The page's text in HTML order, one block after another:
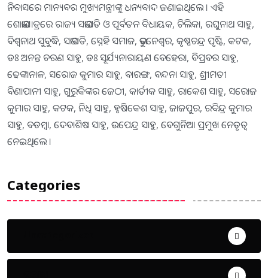
ନିବାସରେ ମାନ୍ୟବର ମୁଖ୍ୟମନ୍ତ୍ରୀଙ୍କୁ ଧନ୍ୟବାଦ ଜଣାଇଥିଲେ । ଏହି
ଶୋଭାଯାତ୍ରରେ ରାଜ୍ୟ ସଭାପତି ଓ ପୂର୍ବତନ ବିଧାୟକ, ଚିଲିକା, ରଘୁନାଥ ସାହୁ,
ବିଶ୍ୱନାଥ ସୁବୁଦ୍ଧି, ସଭାପତି, ସ୍ନେହି ସମାଜ, ଭୁବନେଶ୍ୱର, କୃଷ୍ଣଚନ୍ଦ୍ର ପୃଷ୍ଟି, କଟକ,
ଡଃ ଅନନ୍ତ ଚରଣ ସାହୁ, ଡଃ ସୂର୍ଯ୍ୟନାରାୟଣ ବେହେରା, ବିପ୍ରବର ସାହୁ,
ଢେଙ୍କାନାଳ, ସରୋଜ କୁମାର ସାହୁ, ବାରଙ୍ଗ, ବନ୍ଦନା ସାହୁ, ଶ୍ରୀମତୀ
ବିଣାପାନୀ ସାହୁ, ଗୁରୁକିଙ୍କର ଜେଠୀ, କାର୍ତୀକ ସାହୁ, ରାକେଶ ସାହୁ, ସରୋଜ
କୁମାର ସାହୁ, କଟକ, ନିଧି ସାହୁ, ହୃଷିକେଶ ସାହୁ, ଜାଜପୁର, ରବିନ୍ଦ୍ର କୁମାର
ସାହୁ, ବଡମ୍ବା, ଦେବାଶିଷ ସାହୁ, ଉପେନ୍ଦ୍ର ସାହୁ, ବେଗୁନିଆ ପ୍ରମୁଖ ନେତୃତ୍ୱ
ନେଇଥିଲେ ।
Categories